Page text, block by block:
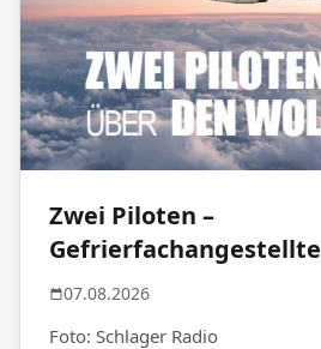
Zwei Piloten –
Gefrierfachangestellte
07.08.2026
Foto: Schlager Radio